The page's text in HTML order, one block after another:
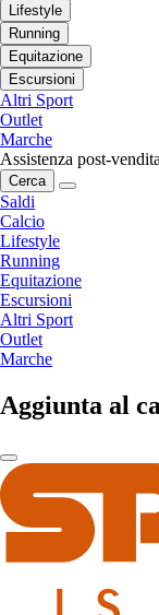
Lifestyle
Running
Equitazione
Escursioni
Altri Sport
Outlet
Marche
Assistenza post-
Cerca
Saldi
Calcio
Lifestyle
Running
Equitazione
Escursioni
Altri Sport
Outlet
Marche
Aggiunta al